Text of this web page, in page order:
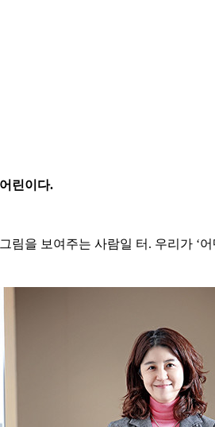
린이다.
을 보여주는 사람일 터. 우리가 ‘